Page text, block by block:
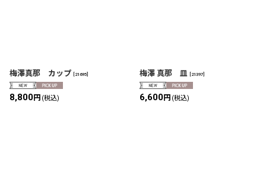
梅澤真那 カップ 21695
8,800円 (税込)
梅澤 真那 皿 21397
6,600円 (税込)